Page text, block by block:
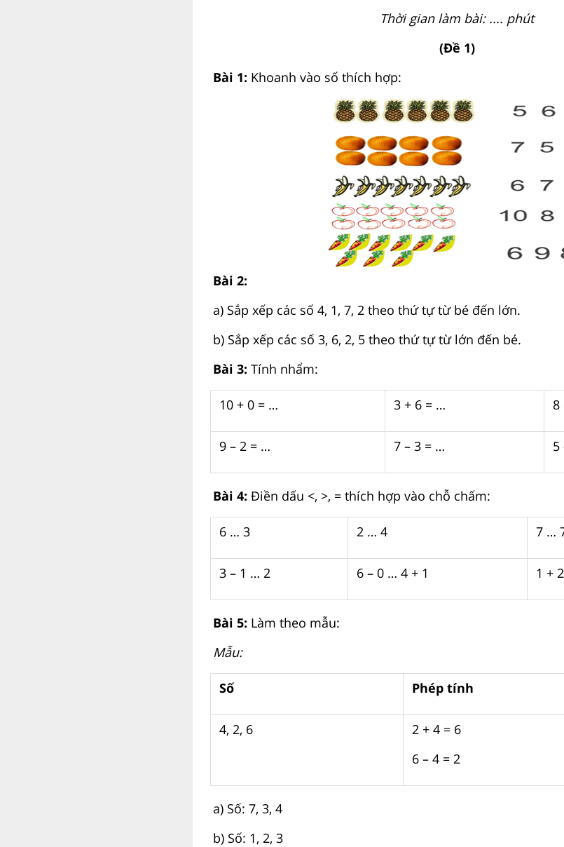
Thời gian làm bài: .... phút
(Đề 1)
Bài 1: Khoanh vào số thích hợp:
Bài 2:
a) Sắp xếp các số 4, 1, 7, 2 theo thứ tự từ bé đến lớn.
b) Sắp xếp các số 3, 6, 2, 5 theo thứ tự từ lớn đến bé.
Bài 3: Tính nhẩm:
10 + 0 = … 3 + 6 = … 8
9 – 2 = … 7 – 3 = … 5
Bài 4: Điền dấu <, >, = thích hợp vào chỗ chấm:
6 … 3 2 … 4 7 …
3 – 1 … 2 6 – 0 … 4 + 1 1 +
Bài 5: Làm theo mẫu:
Mẫu:
Số Phép tính
4, 2, 6
2 + 4 = 6
6 – 4 = 2
a) Số: 7, 3, 4
b) Số: 1, 2, 3